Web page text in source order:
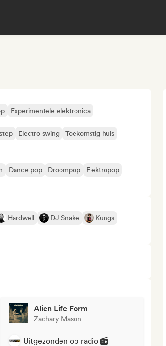
Experimentele elektronica
Electro swing
Toekomstig huis
Dance pop Droompop
Elektropop
Hardwell DJ Snake
Kungs
Alien Life Form
Zachary Mason
Uitgezonden op radio